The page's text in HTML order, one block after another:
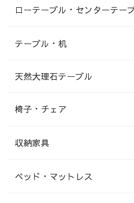
ローテーブル・センターテー
テーブル・机
天然大理石テーブル
椅子・チェア
収納家具
ベッド・マットレス